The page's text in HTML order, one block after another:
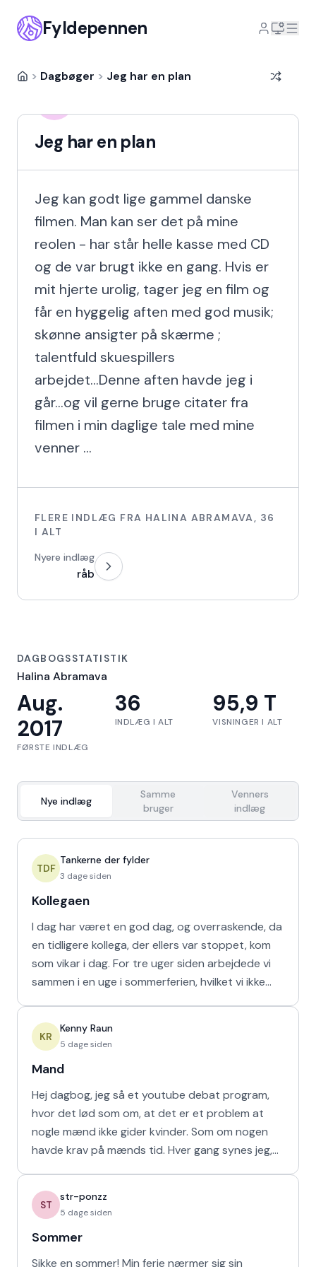
Fyldepennen
> Dagbøger > Jeg har en plan
Jeg har en plan
Jeg kan godt lige gammel danske
filmen. Man kan ser det på mine
reolen - har står helle kasse med CD
og de var brugt ikke en gang. Hvis er
mit hjerte urolig, tager jeg en film og
får en hyggelig aften med god musik;
skønne ansigter på skærme ;
talentfuld skuespillers
arbejdet...Denne aften havde jeg i
går...og vil gerne bruge citater fra
filmen i min daglige tale med mine
venner ...
FLERE INDLÆG FRA HALINA ABRAMAVA, 36
I ALT
Nyere indlæg
råb
DAGBOGSSTATISTIK
Halina Abramava
Aug.
2017
FØRSTE INDLÆG
36
INDLÆG I ALT
95,9 T
VISNINGER I ALT
Nye indlæg
Samme
bruger
Venners
indlæg
TDF
Tankerne der fylder
3 dage siden
Kollegaen
I dag har været en god dag, og overraskende, da
en tidligere kollega, der ellers var stoppet, kom
som vikar i dag. For tre uger siden arbejdede vi
sammen i en uge i sommerferien, hvilket vi ikke
KR
Kenny Raun
5 dage siden
Mand
Hej dagbog, jeg så et youtube debat program,
hvor det lød som om, at det er et problem at
nogle mænd ikke gider kvinder. Som om nogen
havde krav på mænds tid. Hver gang synes jeg,
ST
str-ponzz
5 dage siden
Sommer
Sikke en sommer! Min ferie nærmer sig sin